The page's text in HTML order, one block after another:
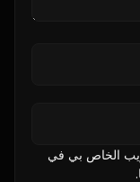
الخاص بي في